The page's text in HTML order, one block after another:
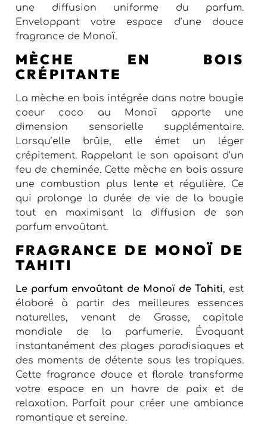
une diffusion uniforme du parfum.
Enveloppant votre espace d’une douce
fragrance de Monoï.
MÈCHE EN BOIS
CRÉPITANTE
La mèche en bois intégrée dans notre bougie
coeur coco au Monoï apporte une
dimension sensorielle supplémentaire.
Lorsqu’elle brûle, elle émet un léger
crépitement. Rappelant le son apaisant d’un
feu de cheminée. Cette mèche en bois assure
une combustion plus lente et régulière. Ce
qui prolonge la durée de vie de la bougie
tout en maximisant la diffusion de son
parfum envoûtant.
FRAGRANCE DE MONOÏ DE
TAHITI
Le parfum envoûtant de Monoï de Tahiti, est
élaboré à partir des meilleures essences
naturelles, venant de Grasse, capitale
mondiale de la parfumerie. Évoquant
instantanément des plages paradisiaques et
des moments de détente sous les tropiques.
Cette fragrance douce et florale transforme
votre espace en un havre de paix et de
relaxation. Parfait pour créer une ambiance
romantique et sereine.